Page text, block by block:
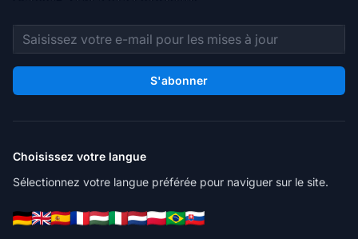
Adresse e-mail
S'abonner
Choisissez votre langue
Sélectionnez votre langue préférée pour naviguer sur le site.